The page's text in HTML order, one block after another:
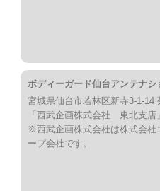
ボディーガード仙台アンテナシ
宮城県仙台市若林区新寺3-1-14
「西武企画株式会社 東北支店
※西武企画株式会社は株式会社
ープ会社です。